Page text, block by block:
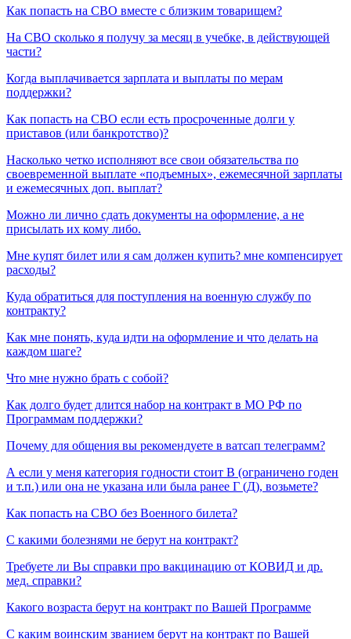
Как попасть на СВО вместе с близким товарищем?
На СВО сколько я получу за месяц в учебке, в действующей
части?
Когда выплачивается зарплата и выплаты по мерам
поддержки?
Как попасть на СВО если есть просроченные долги у
приставов (или банкротство)?
Насколько четко исполняют все свои обязательства по
своевременной выплате «подъемных», ежемесячной зарплаты
и ежемесячных доп. выплат?
Можно ли лично сдать документы на оформление, а не
присылать их кому либо.
Мне купят билет или я сам должен купить? мне компенсирует
расходы?
Куда обратиться для поступления на военную службу по
контракту?
Как мне понять, куда идти на оформление и что делать на
каждом шаге?
Что мне нужно брать с собой?
Как долго будет длится набор на контракт в МО РФ по
Программам поддержки?
Почему для общения вы рекомендуете в ватсап телеграмм?
А если у меня категория годности стоит В (ограничено годен
и т.п.) или она не указана или была ранее Г (Д), возьмете?
Как попасть на СВО без Военного билета?
С какими болезнями не берут на контракт?
Требуете ли Вы справки про вакцинацию от КОВИД и др.
мед. справки?
Какого возраста берут на контракт по Вашей Программе
С каким воинским званием берут на контракт по Вашей